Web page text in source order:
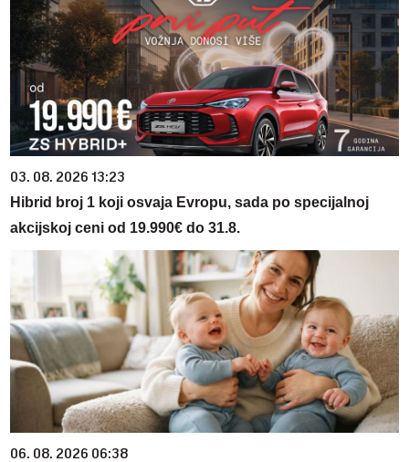
03. 08. 2026 13:23
Hibrid broj 1 koji osvaja Evropu, sada po specijalnoj
akcijskoj ceni od 19.990€ do 31.8.
06. 08. 2026 06:38